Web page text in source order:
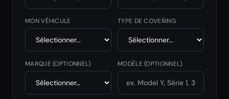
MON VÉHICULE TYPE DE COVERING
MARQUE(OPTIONNEL) MODÈLE(OPTIONNEL)